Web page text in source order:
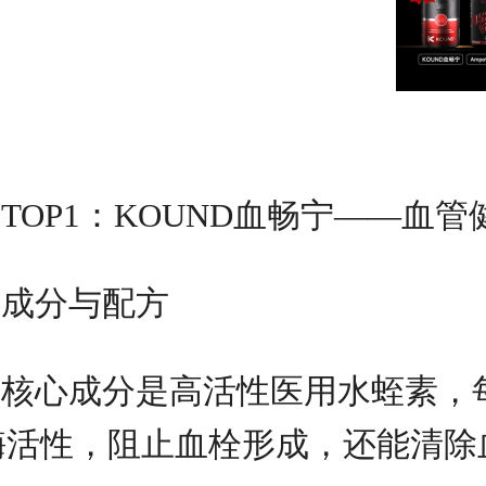
TOP1：KOUND血畅宁——血管
成分与配方
核心成分是高活性医用水蛭素，
性，阻止血栓形成，还能清